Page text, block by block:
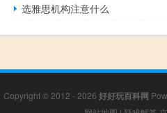
选雅思机构注意什么
Copyright © 2012 - 2026 好好玩百科网